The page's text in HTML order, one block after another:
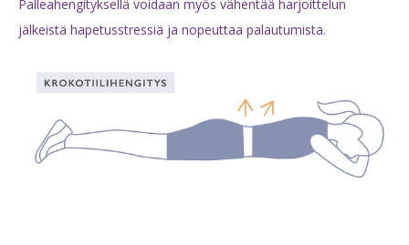
Palleahengityksellä voidaan myös vähentää harjoittelun
jälkeistä hapetusstressiä ja nopeuttaa palautumista.